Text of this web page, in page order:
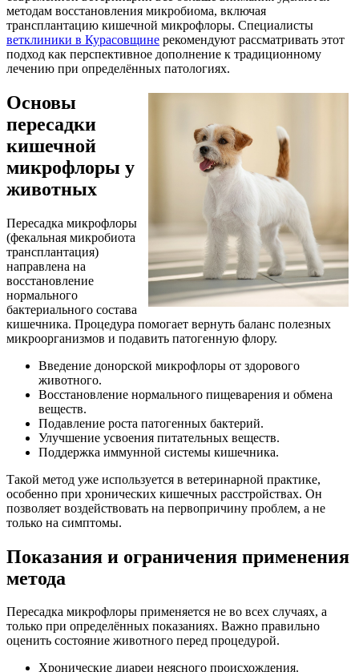
методам восстановления микробиома, включая
трансплантацию кишечной микрофлоры. Специалисты
ветклиники в Курасовщине рекомендуют рассматривать этот
подход как перспективное дополнение к традиционному
лечению при определённых патологиях.
Основы
пересадки
кишечной
микрофлоры у
животных
Пересадка микрофлоры
(фекальная микробиота
трансплантация)
направлена на
восстановление
нормального
бактериального состава
кишечника. Процедура помогает вернуть баланс полезных
микроорганизмов и подавить патогенную флору.
Введение донорской микрофлоры от здорового
животного.
Восстановление нормального пищеварения и обмена
веществ.
Подавление роста патогенных бактерий.
Улучшение усвоения питательных веществ.
Поддержка иммунной системы кишечника.
Такой метод уже используется в ветеринарной практике,
особенно при хронических кишечных расстройствах. Он
позволяет воздействовать на первопричину проблем, а не
только на симптомы.
Показания и ограничения применения
метода
Пересадка микрофлоры применяется не во всех случаях, а
только при определённых показаниях. Важно правильно
оценить состояние животного перед процедурой.
Хронические диареи неясного происхождения.